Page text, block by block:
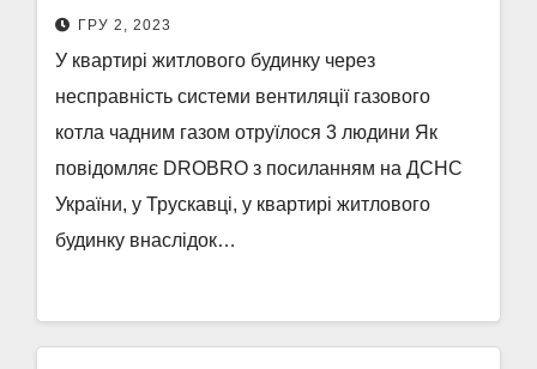
ГРУ 2, 2023
У квартирі житлового будинку через
несправність системи вентиляції газового
котла чадним газом отруїлося 3 людини Як
повідомляє DROBRO з посиланням на ДСНС
України, у Трускавці, у квартирі житлового
будинку внаслідок…